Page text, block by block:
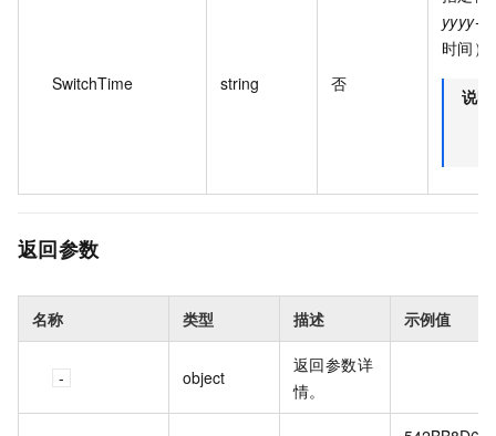
SwitchTime string 否
yyyy-
时间）
说明
返回参数
名称 类型 描述 示例值
object
返回参数详
情。